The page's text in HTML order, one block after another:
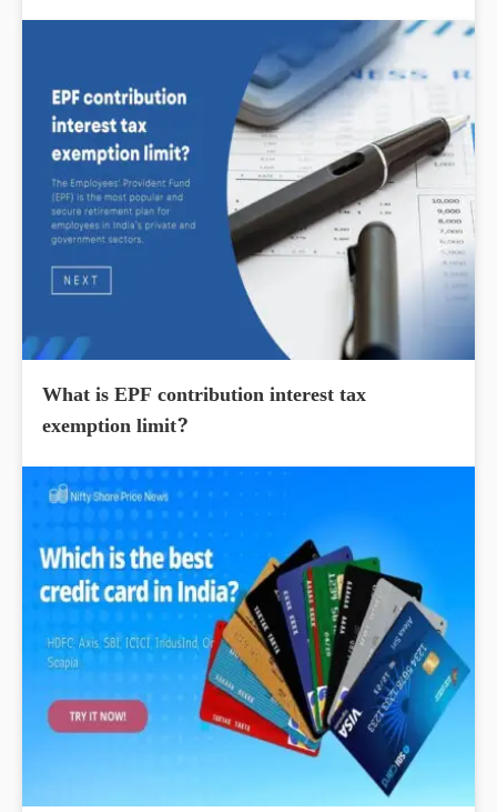
What is EPF contribution interest tax
exemption limit?